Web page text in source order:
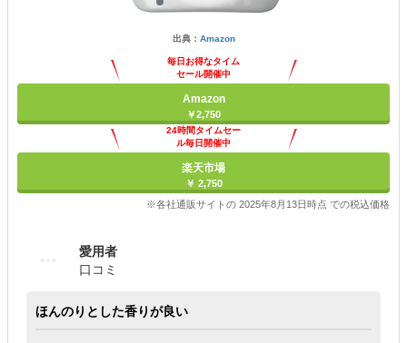
出典： Amazon
毎日お得なタイム
セール開催中
Amazon
￥2,750
24時間タイムセー
ル毎日開催中
楽天市場
￥ 2,750
※各社通販サイトの 2025年8月13日時点 での税込価格
愛用者
口コミ
ほんのりとした香りが良い